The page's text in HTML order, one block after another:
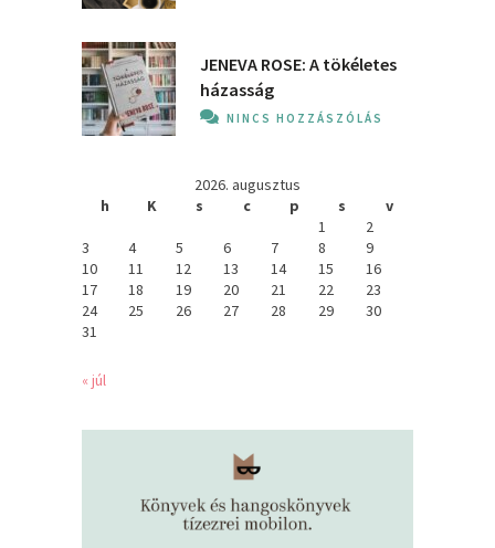
JENEVA ROSE: A ​tökéletes
házasság
NINCS HOZZÁSZÓLÁS
2026. augusztus
h
K s c p s
v
1
2
3
4 5 6 7 8
9
10
11 12 13 14 15
16
17
18 19 20 21 22
23
24
25 26 27 28 29
30
31
« júl